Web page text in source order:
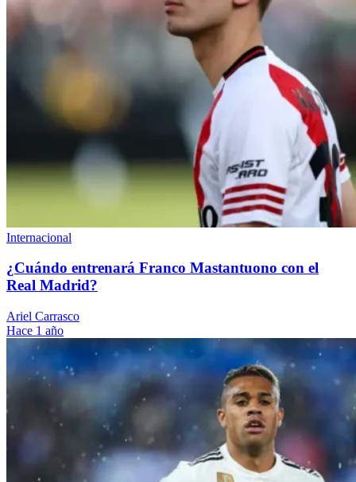
Internacional
¿Cuándo entrenará Franco Mastantuono con el
Real Madrid?
Ariel Carrasco
Hace 1 año